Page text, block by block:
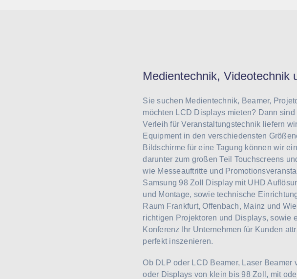
Medientechnik, Videotechnik
Sie suchen Medientechnik, Beamer,
möchten LCD Displays mieten? Dann
Verleih für Veranstaltungstechnik liefern
Equipment in den verschiedensten
Bildschirme für eine Tagung können wir
darunter zum großen Teil Touchscreens
wie Messeauftritte und
Samsung 98 Zoll Display mit UHD
und Montage, sowie technische
Raum Frankfurt, Offenbach, Mainz und
richtigen Projektoren und Displays, sowie
Konferenz Ihr Unternehmen für Kunden
perfekt inszenieren.
Ob DLP oder LCD Beamer, Laser
oder Displays von klein bis 98 Zoll, mit